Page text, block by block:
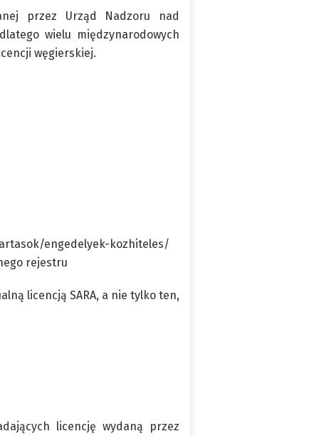
przez Urząd Nadzoru nad
wielu międzynarodowych
węgierskiej.
engedelyek-kozhiteles/
rejestru
licencją SARA, a nie tylko ten,
licencję wydaną przez